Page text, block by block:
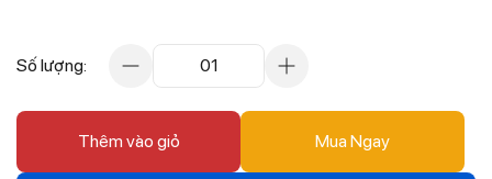
Số lượng: 01
Thêm vào giỏ Mua Ngay